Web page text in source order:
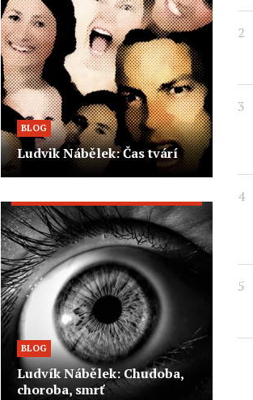
BLOG
Ludvik Nábělek: Čas tvárí
BLOG
Ludvík Nábělek: Chudoba,
choroba, smrť